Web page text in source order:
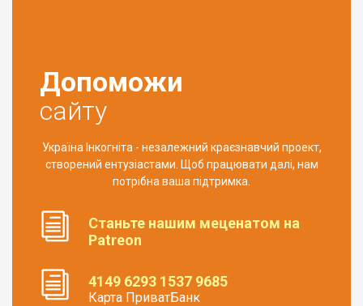
Допоможи
сайту
Україна Інкогніта - незалежний краєзнавчий проект,
створений ентузіастами. Щоб працювати далі, нам
потрібна ваша підтримка.
Станьте нашим меценатом на
Patreon
4149 6293 1537 9685
Карта ПриватБанк